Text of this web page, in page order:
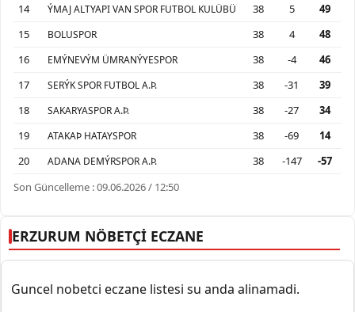
14
ÝMAJ ALTYAPI VAN SPOR FUTBOL KULÜBÜ 38 5
49
15
BOLUSPOR 38 4
48
16
EMÝNEVÝM ÜMRANÝYESPOR 38 -4
46
17
SERÝK SPOR FUTBOL A.Þ. 38 -31
39
18
SAKARYASPOR A.Þ. 38 -27
34
19
ATAKAÞ HATAYSPOR 38 -69
14
20
ADANA DEMÝRSPOR A.Þ. 38 -147
-57
Son Güncelleme : 09.06.2026 / 12:50
ERZURUM NÖBETÇİ ECZANE
Guncel nobetci eczane listesi su anda alinamadi.